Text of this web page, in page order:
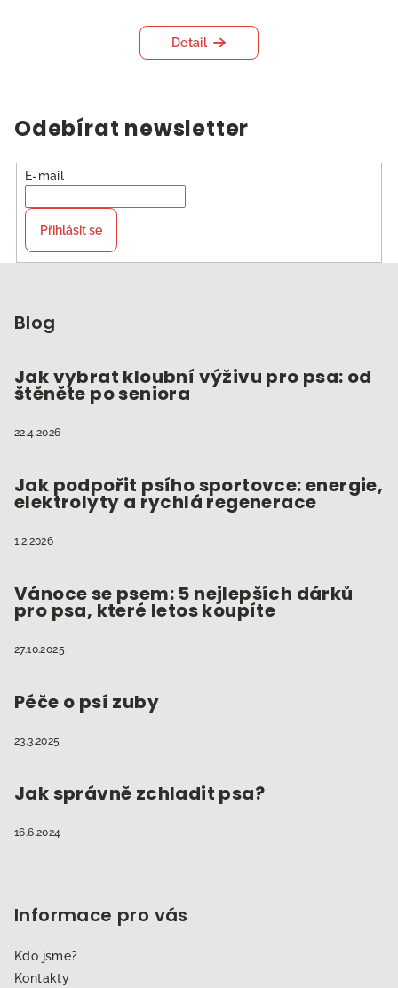
Detail
Odebírat newsletter
E-mail
Přihlásit se
Blog
Jak vybrat kloubní výživu pro psa: od
štěněte po seniora
22.4.2026
Jak podpořit psího sportovce: energie,
elektrolyty a rychlá regenerace
1.2.2026
Vánoce se psem: 5 nejlepších dárků
pro psa, které letos koupíte
27.10.2025
Péče o psí zuby
23.3.2025
Jak správně zchladit psa?
16.6.2024
Informace pro vás
Kdo jsme?
Kontakty